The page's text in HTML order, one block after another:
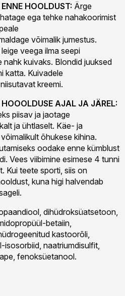
HOOLDUST: Ärge
ega tehke nahakoorimist
võimalik jumestus.
veega ilma seepi
kuivaks. Blondid juuksed
katta. Kuivadele
kreemi.
AJAL JA JÄREL:
piisav ja jaotage
ja ühtlaselt. Käe- ja
õhukese kihina.
oodake enne kümblust
Vees viibimine esimese 4 tunni
Kui teete sporti, siis on
kuna higi halvendab
dihüdroksüatsetoon,
betaiin,
kastoorõli,
naatriumdisulfit,
fenoksüetanool.